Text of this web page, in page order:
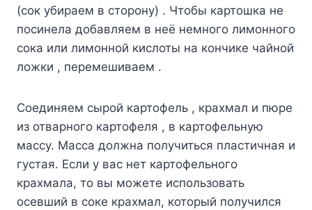
(сок убираем в сторону) . Чтобы картошка не
посинела добавляем в неё немного лимонного
сока или лимонной кислоты на кончике чайной
ложки , перемешиваем .
Соединяем сырой картофель , крахмал и пюре
из отварного картофеля , в картофельную
массу. Масса должна получиться пластичная и
густая. Если у вас нет картофельного
крахмала, то вы можете использовать
осевший в соке крахмал, который получился